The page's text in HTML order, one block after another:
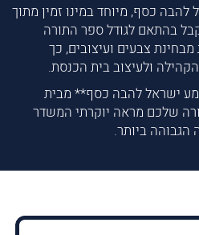
כסף, מיוחד במינו זמין מתוך
בהתאם לגודל ספר התורה
צבעים ועיצובים, כך
ולעיצוב בית הכנסת.
ישראל להבה כסף** מבית
שלכם מראה יוקרתי המשדר
הגבוהה ביותר.